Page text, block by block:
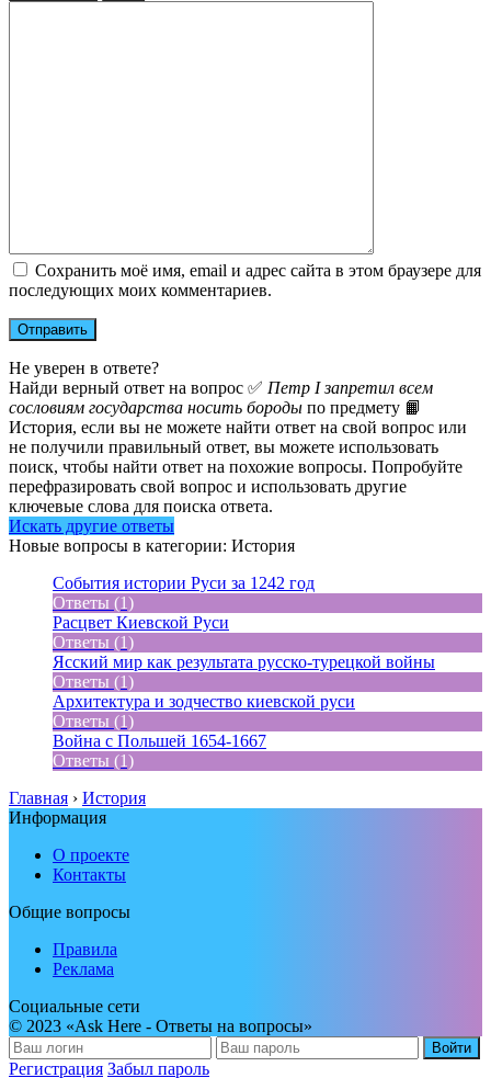
Сохранить моё имя, email и адрес сайта в этом браузере для
последующих моих комментариев.
Не уверен в ответе?
Найди верный ответ на вопрос ✅ Петр I запретил всем
сословиям государства носить бороды по предмету 📙
История, если вы не можете найти ответ на свой вопрос или
не получили правильный ответ, вы можете использовать
поиск, чтобы найти ответ на похожие вопросы. Попробуйте
перефразировать свой вопрос и использовать другие
ключевые слова для поиска ответа.
Искать другие ответы
Новые вопросы в категории: История
События истории Руси за 1242 год
Ответы (1)
Расцвет Киевской Руси
Ответы (1)
Ясский мир как результата русско-турецкой войны
Ответы (1)
Архитектура и зодчество киевской руси
Ответы (1)
Война с Польшей 1654-1667
Ответы (1)
Главная › История
Информация
О проекте
Контакты
Общие вопросы
Правила
Реклама
Социальные сети
© 2023 «Ask Here - Ответы на вопросы»
Войти
Регистрация Забыл пароль